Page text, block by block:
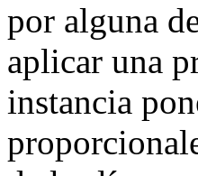
por alguna
aplicar una
instancia